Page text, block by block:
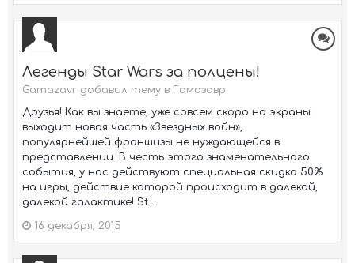
Легенды Star Wars за полцены!
Gamazavr добавил тему в
Гамазавр
Друзья! Как вы знаете, уже совсем скоро на экраны
выходит новая часть «Звездных войн»,
популярнейшей франшизы не нуждающейся в
представлении. В честь этого знаменательного
события, у нас действуют специальная скидка 50%
на игры, действие которой происходит в далекой,
далекой галактике! St...
16 декабря, 2015